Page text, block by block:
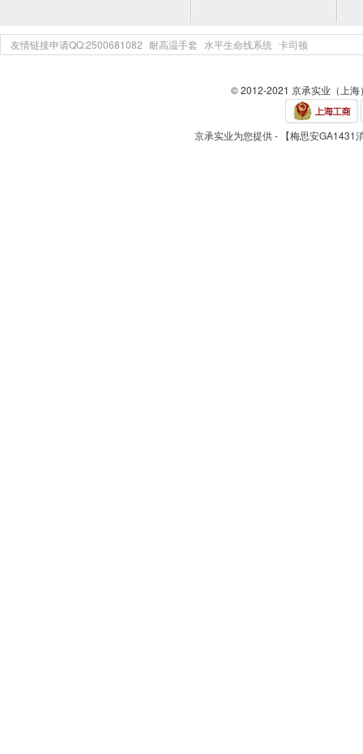
友情链接申请QQ:2500681082 耐高温手套 水平生命线系统 卡司顿
© 2012-2021 京承实业（上
京承实业为您提供 - 【梅思安GA1431